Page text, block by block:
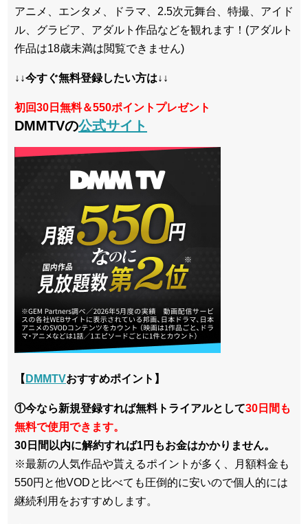
アニメ、エンタメ、ドラマ、2.5次元舞台、特撮、アイド
ル、グラビア、アダルト作品などを観れます！(アダルト
作品は18歳未満は閲覧できません)
↓↓今すぐ無料登録したい方は↓↓
初回30日無料＆550ポイントプレゼント
DMMTVの公式サイト
【 DMMTVおすすめポイント】
①今なら新規登録すれば無料トライアルとして30日間も
無料で使用できます。
30日間以内に解約すれば1円もお金はかかりません。
※最新の人気作品や貰えるポイントが多く、月額料金も
550円と他VODと比べても圧倒的に安いので個人的には
継続利用をおすすめします。